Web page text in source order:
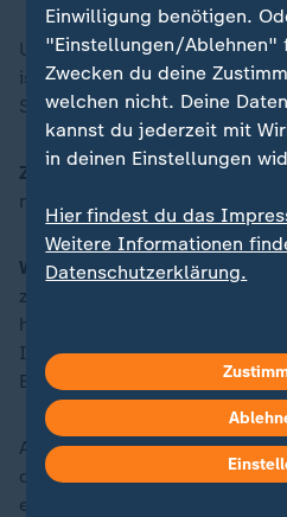
Und dann dreht man es um
ist Ikea. Das ist mir
Schale in der Hand hatte.
ZDFheute:Aber Möbel nicht?
nicht so diplomatentauglich?
Wand-Danielsson:Doch, es
zum Diplomatenstil passen,
habe auch Ikea-Möbel in der
Ich muss aber sagen, die
Berlin, das sind fünf nordische
Alle fünf haben fantastisches
die anderen vielleicht doch
es hier nur hier Ikea geben
Einwilligung benötigen.
"Einstellungen/Ablehnen"
Zwecken du deine
welchen nicht. Deine
kannst du jederzeit mit
in deinen Einstellungen
Hier findest du das
Weitere Informationen
Datenschutzerklärung.